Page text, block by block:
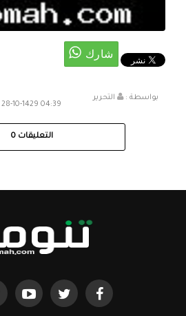
بواسطة :
التحرير
28-10-1429 04:39 مساءً
التعليقات 0